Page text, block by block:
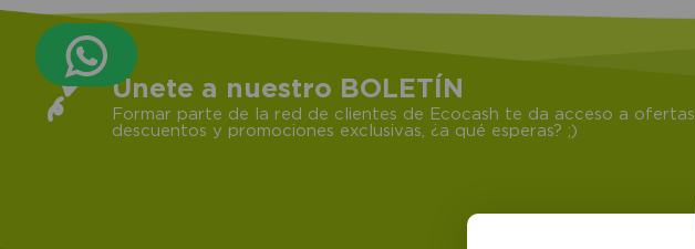
Únete a nuestro BOLETÍN
Formar parte de la red de clientes de Ecocash te da acceso a ofertas,
descuentos y promociones exclusivas, ¿a qué esperas? ;)